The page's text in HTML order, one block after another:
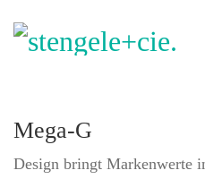
Mega-G
Design bringt Markenwerte